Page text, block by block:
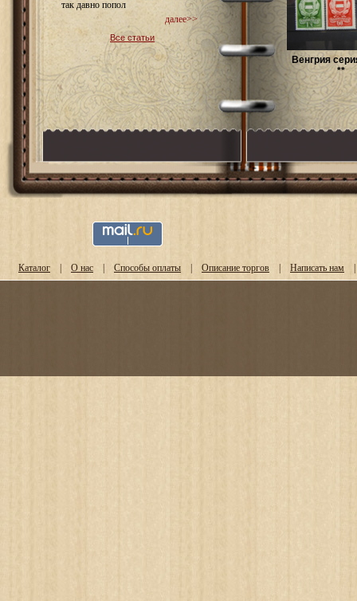
так давно попол
далее>>
Все статьи
Венгрия
**
Каталог | О нас | Способы оплаты | Описание торгов | Написать нам |